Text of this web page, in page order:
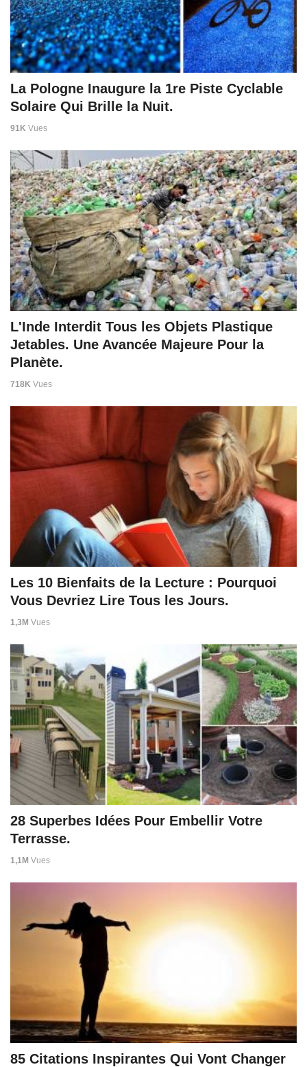
La Pologne Inaugure la 1re Piste Cyclable
Solaire Qui Brille la Nuit.
91K Vues
L'Inde Interdit Tous les Objets Plastique
Jetables. Une Avancée Majeure Pour la
Planète.
718K Vues
Les 10 Bienfaits de la Lecture : Pourquoi
Vous Devriez Lire Tous les Jours.
1,3M Vues
28 Superbes Idées Pour Embellir Votre
Terrasse.
1,1M Vues
85 Citations Inspirantes Qui Vont Changer